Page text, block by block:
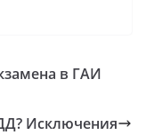
в ГАИ
Исключения